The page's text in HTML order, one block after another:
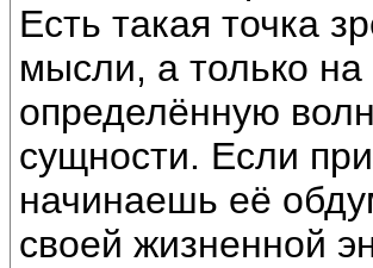
Есть такая точка
мысли, а только на
определённую
сущности. Если
начинаешь её
своей жизненной